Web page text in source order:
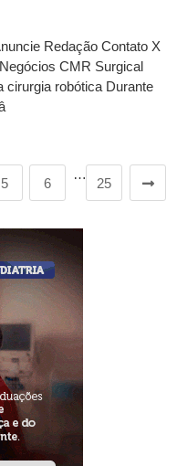
Redação Contato X
CMR Surgical
cirurgia robótica Durante
5 6
…
25